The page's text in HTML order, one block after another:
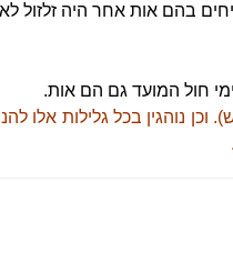
בהם אות אחר היה זלזול
חול המועד גם הם אות.
נוהגין בכל גלילות אלו